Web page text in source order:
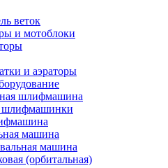
веток
и мотоблоки
и аэраторы
шлифмашина
шлифмашинки
машина
машина
(орбитальная)